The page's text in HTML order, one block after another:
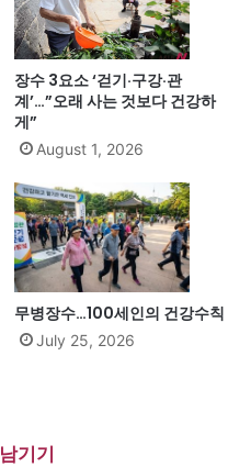
장수 3요소 ‘걷기·구강·관
계’…”오래 사는 것보다 건강하
게”
August 1, 2026
무병장수…100세인의 건강수칙
July 25, 2026
기기